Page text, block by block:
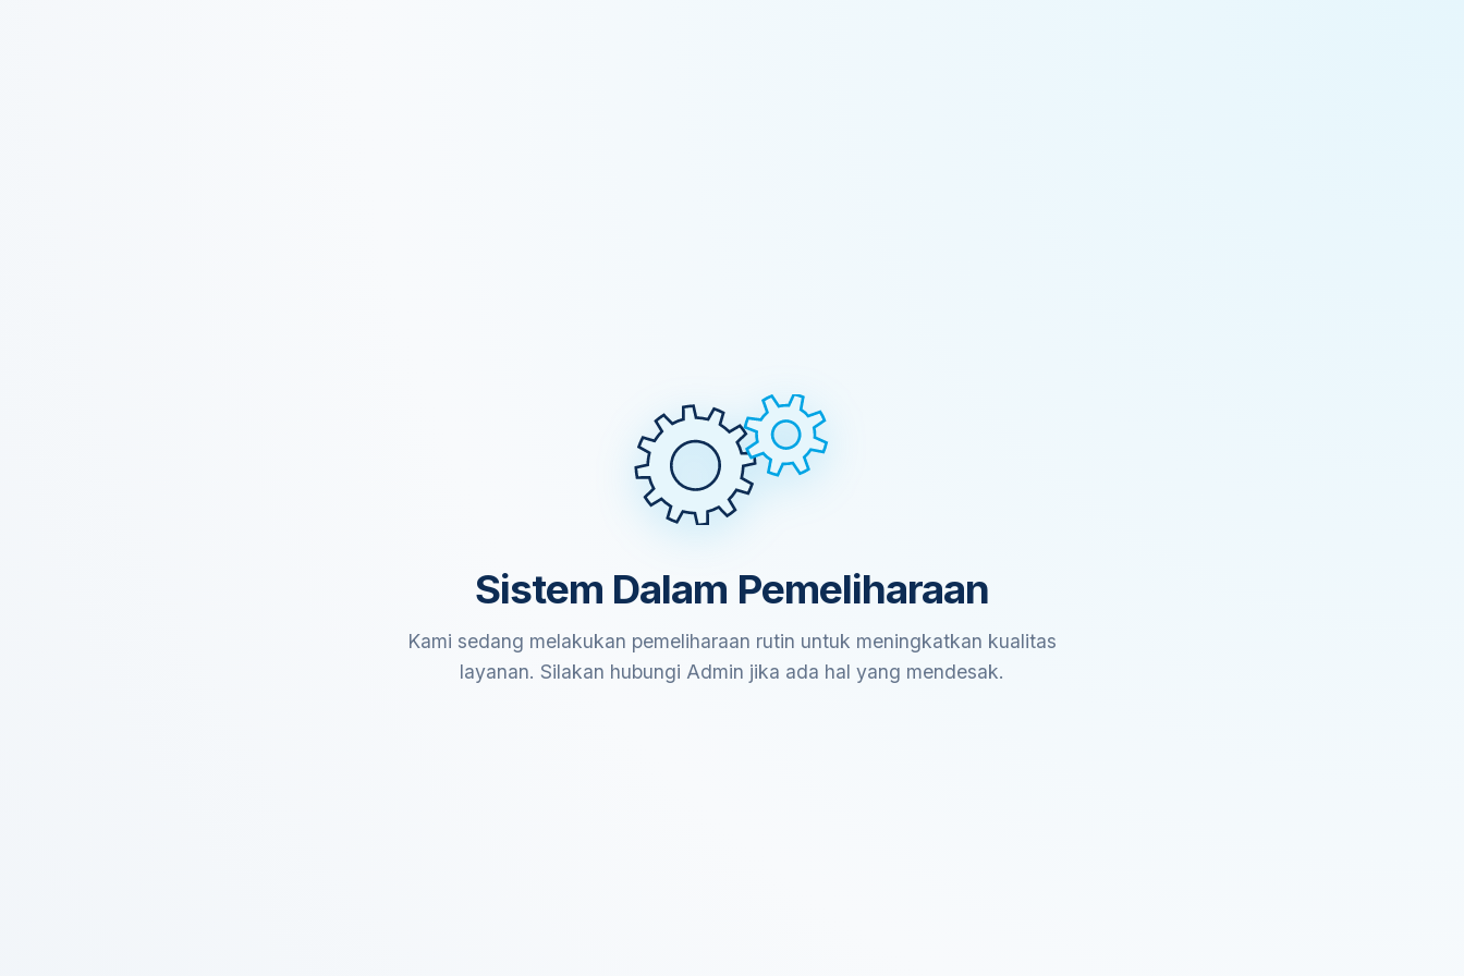
Sistem Dalam Pemeliharaan
Kami sedang melakukan pemeliharaan rutin untuk meningkatkan kualitas
layanan. Silakan hubungi Admin jika ada hal yang mendesak.